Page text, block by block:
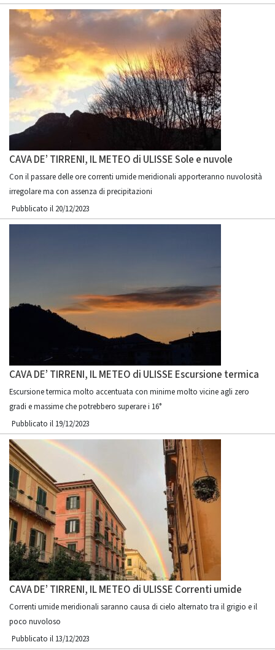
CAVA DE’ TIRRENI, IL METEO di ULISSE Sole e nuvole
Con il passare delle ore correnti umide meridionali apporteranno nuvolosità
irregolare ma con assenza di precipitazioni
Pubblicato il 20/12/2023
CAVA DE’ TIRRENI, IL METEO di ULISSE Escursione termica
Escursione termica molto accentuata con minime molto vicine agli zero
gradi e massime che potrebbero superare i 16°
Pubblicato il 19/12/2023
CAVA DE’ TIRRENI, IL METEO di ULISSE Correnti umide
Correnti umide meridionali saranno causa di cielo alternato tra il grigio e il
poco nuvoloso
Pubblicato il 13/12/2023